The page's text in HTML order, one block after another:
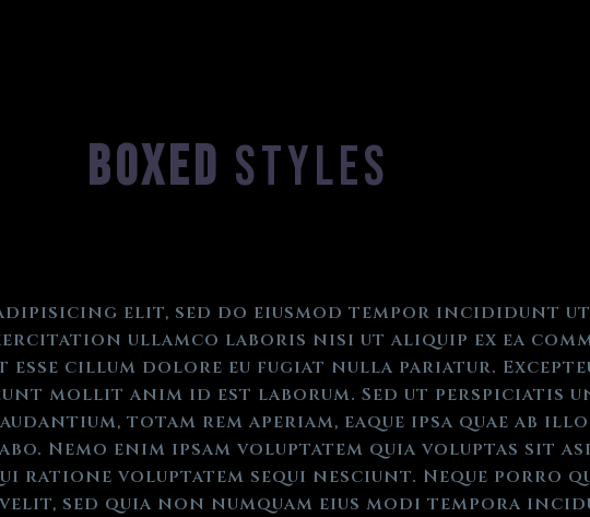
BOXED STYLES
elit, sed do eiusmod tempor incididunt
ullamco laboris nisi ut aliquip ex ea
cillum dolore eu fugiat nulla pariatur.
mollit anim id est laborum. Sed ut perspiciatis
totam rem aperiam, eaque ipsa quae ab
Nemo enim ipsam voluptatem quia voluptas sit
ratione voluptatem sequi nesciunt. Neque porro
sed quia non numquam eius modi tempora